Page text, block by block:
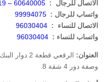
الاتصال للرجال : 60640005 – 99128019
واتساب للرجال : 99994075
الاتصال للنساء : 96030404
واتساب للنساء : 96030404
العنوان:
الرقعي قطعة
وصفة دور 4 شقة 8.